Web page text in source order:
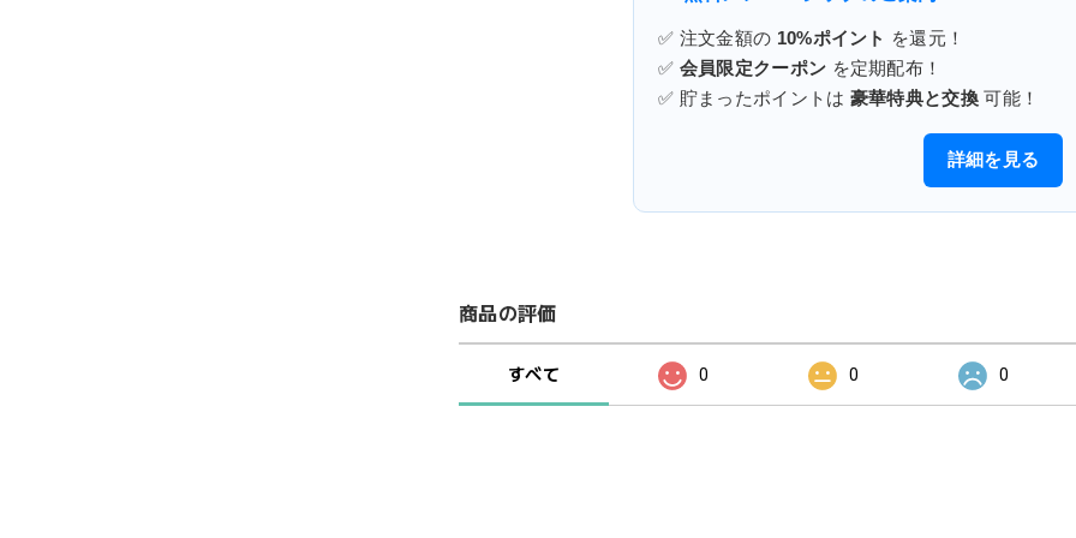
✅ 注文金額の 10%ポイント
を還元！
✅ 会員限定クーポン を定期配布！
✅ 貯まったポイントは 豪華特典と交換 可能！
詳細を見る
商品の評価
すべて 0 0 0